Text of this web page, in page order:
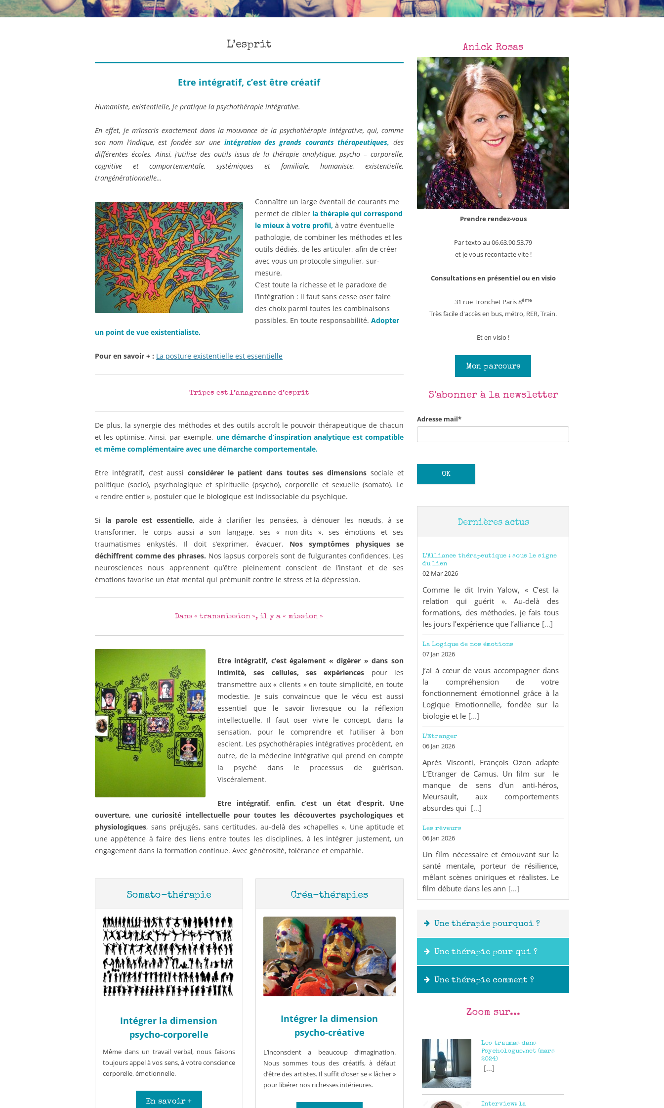
Coaching
Créa-thérapie
Appel à témoins Fiches pratiques
L’esprit
Etre intégratif, c’est être créatif
Humaniste, existentielle, je pratique la psychothérapie intégrative.
En effet, je m’inscris exactement dans la mouvance de la psychothérapie intégrative, qui, comme
son nom l’indique, est fondée sur une intégration des grands courants thérapeutiques, des
différentes écoles. Ainsi, j’utilise des outils issus de la thérapie analytique, psycho – corporelle,
cognitive et comportementale, systémiques et familiale, humaniste, existentielle,
trangénérationnelle…
Connaître un large éventail de courants me
permet de cibler la thérapie qui correspond
le mieux à votre profil, à votre éventuelle
pathologie, de combiner les méthodes et les
outils dédiés, de les articuler, afin de créer
avec vous un protocole singulier, sur-
mesure.
C’est toute la richesse et le paradoxe de
l’intégration : il faut sans cesse oser faire
des choix parmi toutes les combinaisons
possibles. En toute responsabilité. Adopter
un point de vue existentialiste.
Pour en savoir + : La posture existentielle est essentielle
Tripes est l’anagramme d’esprit
De plus, la synergie des méthodes et des outils accroît le pouvoir thérapeutique de chacun
et les optimise. Ainsi, par exemple, une démarche d’inspiration analytique est compatible
et même complémentaire avec une démarche comportementale.
Etre intégratif, c’est aussiconsidérer le patient dans toutes ses dimensionssociale et
politique (socio), psychologique et spirituelle (psycho), corporelle et sexuelle (somato). Le
« rendre entier », postuler que le biologique est indissociable du psychique.
Si la parole est essentielle, aide à clarifier les pensées, à dénouer les nœuds, à se
transformer, le corps aussi a son langage, ses « non-dits », ses émotions et ses
traumatismes enkystés. Il doit s’exprimer, évacuer. Nos symptômes physiques se
déchiffrent comme des phrases. Nos lapsus corporels sont de fulgurantes confidences. Les
neurosciences nous apprennent qu’être pleinement conscient de l’instant et de ses
émotions favorise un état mental qui prémunit contre le stress et la dépression.
Dans « transmission », il y a « mission »
Etre intégratif, c’est également « digérer » dans son
intimité, ses cellules, ses expériences pour les
transmettre aux « clients » en toute simplicité, en toute
modestie. Je suis convaincue que le vécu est aussi
essentiel que le savoir livresque ou la réflexion
intellectuelle. Il faut oser vivre le concept, dans la
sensation, pour le comprendre et l’utiliser à bon
escient. Les psychothérapies intégratives procèdent, en
outre, de la médecine intégrative qui prend en compte
la psyché dans le processus de guérison.
Viscéralement.
Etre intégratif, enfin, c’est un état d’esprit. Une
ouverture, une curiosité intellectuelle pour toutes les découvertes psychologiques et
physiologiques, sans préjugés, sans certitudes, au-delà des «chapelles ». Une aptitude et
une appétence à faire des liens entre toutes les disciplines, à les intégrer justement, un
engagement dans la formation continue. Avec générosité, tolérance et empathie.
Somato-thérapie
Intégrer la dimension
psycho-corporelle
Même dans un travail verbal, nous faisons
toujours appel à vos sens, à votre conscience
corporelle, émotionnelle.
En savoir +
Créa-thérapies
Intégrer la dimension
psycho-créative
L’inconscient a beaucoup d’imagination.
Nous sommes tous des créatifs, à défaut
d’être des artistes. Il suffit d’oser se « lâcher »
pour libérer nos richesses intérieures.
Anick Rosas
Prendre rendez-vous
Par texto au 06.63.90.53.79
et je vous recontacte vite !
Consultations en présentiel ou en visio
31 rue Tronchet Paris 8ème
Très facile d'accès en bus, métro, RER, Train.
Et en visio !
Mon parcours
S'abonner à la newsletter
Adresse mail*
Dernières actus
L’Alliance thérapeutique : sous le signe
du lien
02 Mar 2026
Comme le dit Irvin Yalow, « C’est la
relation qui guérit ». Au-delà des
formations, des méthodes, je fais tous
les jours l’expérience que l’alliance [...]
La Logique de nos émotions
07 Jan 2026
J’ai à cœur de vous accompagner dans
la compréhension de votre
fonctionnement émotionnel grâce à la
Logique Emotionnelle, fondée sur la
biologie et le [...]
L’Etranger
06 Jan 2026
Après Visconti, François Ozon adapte
L’Etranger de Camus. Un film sur le
manque de sens d'un anti-héros,
Meursault, aux comportements
absurdes qui [...]
Les rêveurs
06 Jan 2026
Un film nécessaire et émouvant sur la
santé mentale, porteur de résilience,
mêlant scènes oniriques et réalistes. Le
film débute dans les ann [...]
Une thérapie pourquoi ?
Une thérapie pour qui ?
Outils :
Une thérapie comment ?
Zoom sur...
Les traumas dans
Psychologue.net (mars
2024)
[...]
Interview: la
Bonjour et bienvenue dans le Cabinet des Thérapies !
Et hop ! Pour ne rien louper de mon actu,
inscrivez-vous à ma newsletter.
Charleureusement,
Anick
Corps/Coeur/Créativité/Communication
Adresse mail*
×